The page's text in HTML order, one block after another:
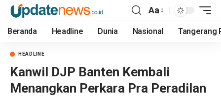
Aa
Beranda Headline Dunia Nasional Tangerang
HEADLINE
Kanwil DJP Banten Kembali
Menangkan Perkara Pra Peradilan